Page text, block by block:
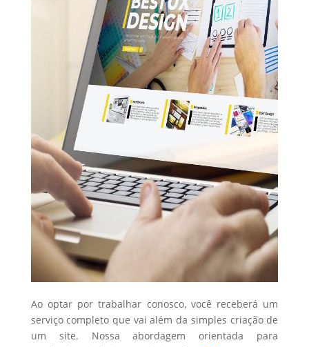
Ao optar por trabalhar conosco, você receberá um
serviço completo que vai além da simples criação de
um site. Nossa abordagem orientada para